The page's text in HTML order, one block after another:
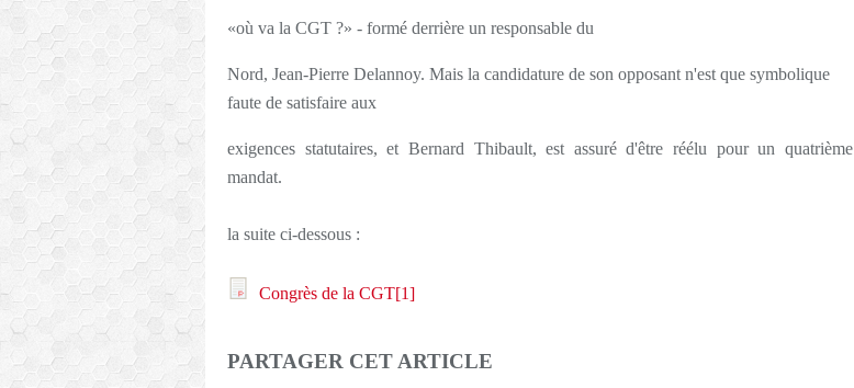
«où va la CGT ?» - formé derrière un responsable du
Nord, Jean-Pierre Delannoy. Mais la candidature de son opposant n'est que symbolique
faute de satisfaire aux
exigences statutaires, et Bernard Thibault, est assuré d'être réélu pour un quatrième
mandat.
la suite ci-dessous :
Congrès de la CGT[1]
PARTAGER CET ARTICLE